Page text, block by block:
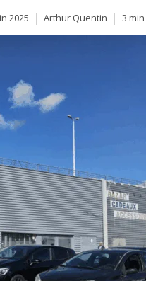
2025 Arthur Quentin 3